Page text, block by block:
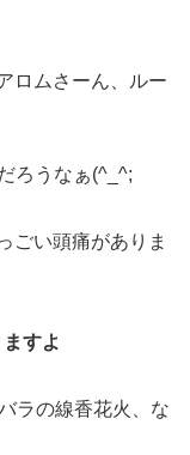
ロムさーん、ルー
ろうなぁ(^_^;
ごい頭痛がありま
すよ
ラの線香花火、な